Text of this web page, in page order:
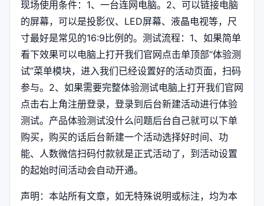
现场使用条件：1、一台连网电脑。2、可以链接电脑
的屏幕，可以是投影仪、LED屏幕、液晶电视等，尺
寸最好是常见的16:9比例的。测试流程：1、如果简单
看下效果可以电脑上打开我们官网点击单顶部“体验测
试”菜单模块，进入我们已经设置好的活动页面，扫码
参与。2、如果需要完整体验测试电脑上打开我们官网
点击右上角注册登录，登录到后台新建活动进行体验
测试。产品体验测试没什么问题后台自己就可以下单
购买，购买的话后台新建一个活动选择好时间、功
能、人数微信扫码付款就是正式活动了，到活动设置
的起始时间活动会自动开通。
声明：本站所有文章，如无特殊说明或标注，均为本